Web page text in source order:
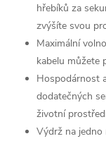
hřebíků za
zvýšíte svou
Maximální
kabelu můžete
Hospodárnost
dodatečných
životní
Výdrž na